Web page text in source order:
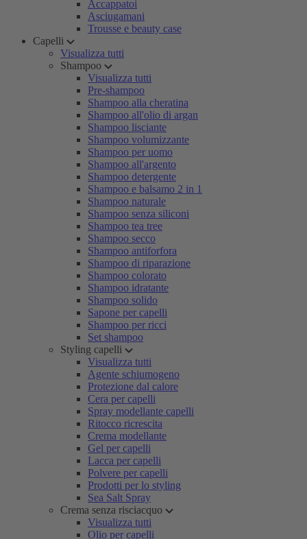
Accappatoi
Asciugamani
Trousse e beauty case
Capelli
Visualizza tutti
Shampoo
Visualizza tutti
Pre-shampoo
Shampoo alla cheratina
Shampoo all'olio di argan
Shampoo lisciante
Shampoo volumizzante
Shampoo per uomo
Shampoo all'argento
Shampoo detergente
Shampoo e balsamo 2 in 1
Shampoo naturale
Shampoo senza siliconi
Shampoo tea tree
Shampoo secco
Shampoo antiforfora
Shampoo di riparazione
Shampoo colorato
Shampoo idratante
Shampoo solido
Sapone per capelli
Shampoo per ricci
Set shampoo
Styling capelli
Visualizza tutti
Agente schiumogeno
Protezione dal calore
Cera per capelli
Spray modellante capelli
Ritocco ricrescita
Crema modellante
Gel per capelli
Lacca per capelli
Polvere per capelli
Prodotti per lo styling
Sea Salt Spray
Crema senza risciacquo
Visualizza tutti
Olio per capelli